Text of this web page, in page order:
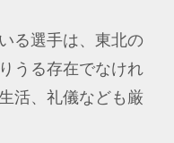
る選手は、東北の
うる存在でなけれ
活、礼儀なども厳